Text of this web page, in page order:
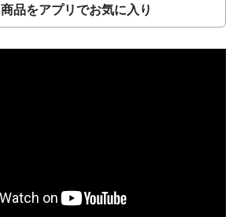
商品をアプリでお気に入り